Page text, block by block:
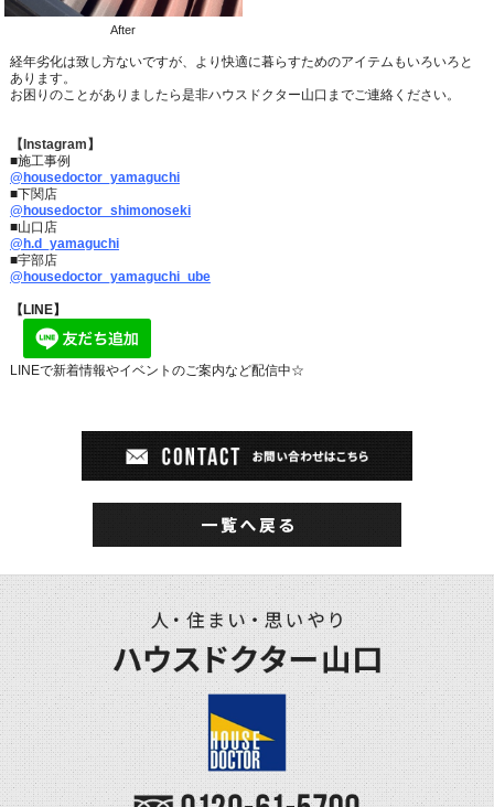
After
経年劣化は致し方ないですが、より快適に暮らすためのアイテムもいろいろと
あります。
お困りのことがありましたら是非ハウスドクター山口までご連絡ください。
【Instagram】
■施工事例
@housedoctor_yamaguchi
■下関店
@housedoctor_shimonoseki
■山口店
@h.d_yamaguchi
■宇部店
@housedoctor_yamaguchi_ube
【LINE】
LINEで新着情報やイベントのご案内など配信中☆